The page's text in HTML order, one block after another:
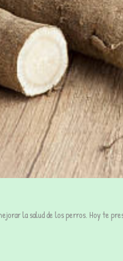
la salud de los perros. Hoy te